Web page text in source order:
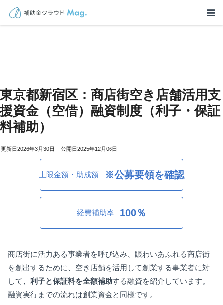
東京都新宿区：商店街空き店舗活用支
援資金（空借）融資制度（利子・保証
料補助）
2026年3月30日 2025年12月06日
上限金額・助成額 ※公募要領を確認
経費補助率 100％
商店街に活力ある事業者を呼び込み、賑わいあふれる商店街
を創出するために、空き店舗を活用して創業する事業者に対
して、利子と保証料を全額補助する融資を紹介しています。
融資実行までの流れは創業資金と同様です。